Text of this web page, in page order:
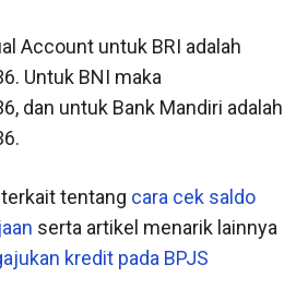
Account untuk BRI adalah
Untuk BNI maka
dan untuk Bank Mandiri adalah
tentang cara cek saldo
serta artikel menarik lainnya
kredit pada BPJS